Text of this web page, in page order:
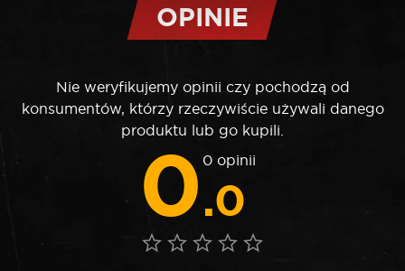
OPINIE
Nie weryfikujemy opinii czy pochodzą od
konsumentów, którzy rzeczywiście używali danego
produktu lub go kupili.
0.0
0 opinii